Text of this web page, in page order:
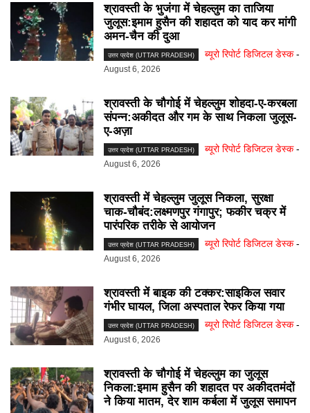
श्रावस्ती के भुजंगा में चेहल्लुम का ताजिया
जुलूस:इमाम हुसैन की शहादत को याद कर मांगी
अमन-चैन की दुआ
उत्तर प्रदेश (UTTAR PRADESH) ब्यूरो रिपोर्ट डिजिटल डेस्क -
August 6, 2026
श्रावस्ती के चौगोई में चेहल्लुम शोहदा-ए-करबला
संपन्न:अकीदत और गम के साथ निकला जुलूस-
ए-अज़ा
उत्तर प्रदेश (UTTAR PRADESH) ब्यूरो रिपोर्ट डिजिटल डेस्क -
August 6, 2026
श्रावस्ती में चेहल्लुम जुलूस निकला, सुरक्षा
चाक-चौबंद:लक्ष्मणपुर गंगापुर; फकीर चक्र में
पारंपरिक तरीके से आयोजन
उत्तर प्रदेश (UTTAR PRADESH) ब्यूरो रिपोर्ट डिजिटल डेस्क -
August 6, 2026
श्रावस्ती में बाइक की टक्कर:साइकिल सवार
गंभीर घायल, जिला अस्पताल रेफर किया गया
उत्तर प्रदेश (UTTAR PRADESH) ब्यूरो रिपोर्ट डिजिटल डेस्क -
August 6, 2026
श्रावस्ती के चौगोई में चेहल्लुम का जुलूस
निकला:इमाम हुसैन की शहादत पर अकीदतमंदों
ने किया मातम, देर शाम कर्बला में जुलूस समापन